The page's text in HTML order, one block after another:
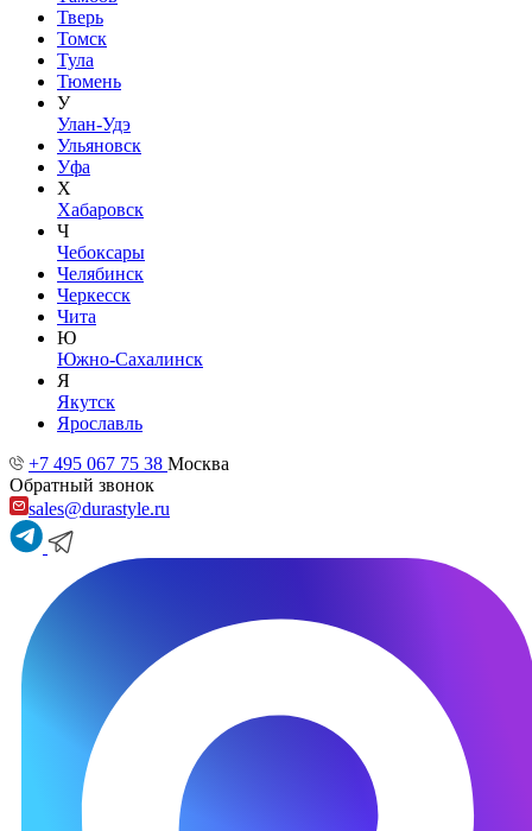
Тверь
Томск
Тула
Тюмень
У
Улан-Удэ
Ульяновск
Уфа
Х
Хабаровск
Ч
Чебоксары
Челябинск
Черкесск
Чита
Ю
Южно-Сахалинск
Я
Якутск
Ярославль
+7 495 067 75 38 Москва
Обратный звонок
sales@durastyle.ru